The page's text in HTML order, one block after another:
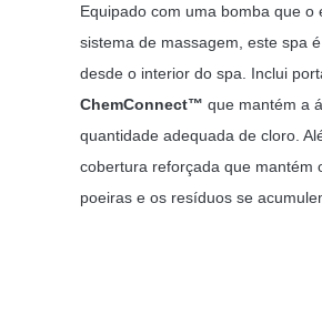
Equipado com uma bomba que
sistema de massagem, este spa
desde o interior do spa. Inclui
ChemConnect™ que mantém a
quantidade adequada de cloro.
cobertura reforçada que mantém
poeiras e os resíduos se